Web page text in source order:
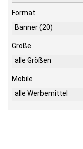
Format
Banner (20)
Größe
alle Größen
Mobile
alle Werbemittel